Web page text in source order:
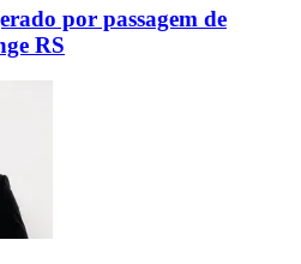
por passagem de
RS